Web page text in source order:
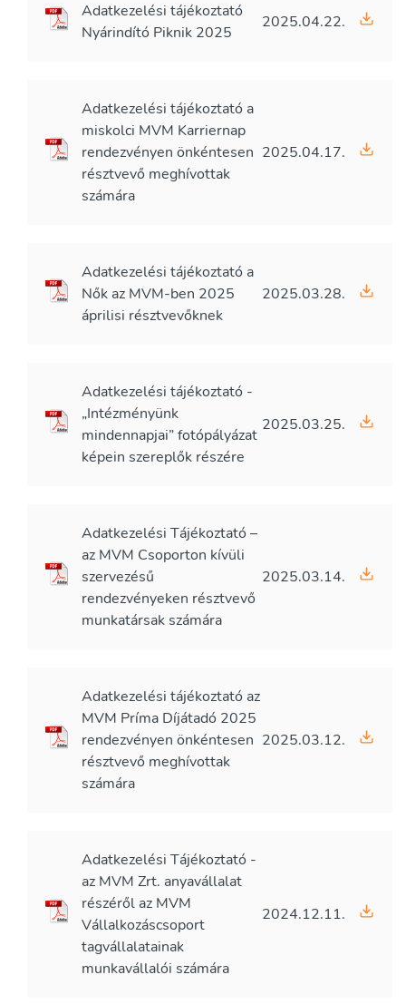
Adatkezelési tájékoztató
Nyárindító Piknik 2025
2025.04.22.
Adatkezelési tájékoztató a
miskolci MVM Karriernap
rendezvényen önkéntesen
résztvevő meghívottak
számára
2025.04.17.
Adatkezelési tájékoztató a
Nők az MVM-ben 2025
áprilisi résztvevőknek
2025.03.28.
Adatkezelési tájékoztató -
„Intézményünk
mindennapjai” fotópályázat
képein szereplők részére
2025.03.25.
Adatkezelési Tájékoztató –
az MVM Csoporton kívüli
szervezésű
rendezvényeken résztvevő
munkatársak számára
2025.03.14.
Adatkezelési tájékoztató az
MVM Príma Díjátadó 2025
rendezvényen önkéntesen
résztvevő meghívottak
számára
2025.03.12.
Adatkezelési Tájékoztató -
az MVM Zrt. anyavállalat
részéről az MVM
Vállalkozáscsoport
tagvállalatainak
munkavállalói számára
2024.12.11.